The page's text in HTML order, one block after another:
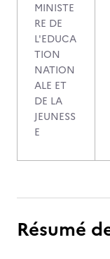
MINISTE
RE DE
L'EDUCA
TION
NATION
ALE ET
DE LA
JEUNESS
E
Résumé